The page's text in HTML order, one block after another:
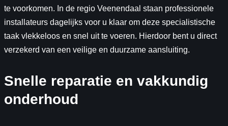
te voorkomen. In de regio Veenendaal staan professionele
installateurs dagelijks voor u klaar om deze specialistische
taak vlekkeloos en snel uit te voeren. Hierdoor bent u direct
verzekerd van een veilige en duurzame aansluiting.
Snelle reparatie en vakkundig
onderhoud